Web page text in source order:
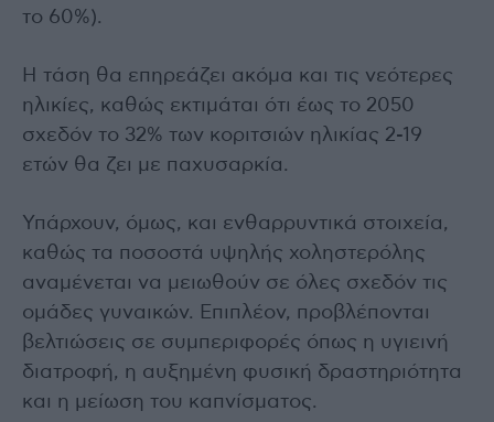
το 60%).
Η τάση θα επηρεάζει ακόμα και τις νεότερες
ηλικίες, καθώς εκτιμάται ότι έως το 2050
σχεδόν το 32% των κοριτσιών ηλικίας 2-19
ετών θα ζει με παχυσαρκία.
Υπάρχουν, όμως, και ενθαρρυντικά στοιχεία,
καθώς τα ποσοστά υψηλής χοληστερόλης
αναμένεται να μειωθούν σε όλες σχεδόν τις
ομάδες γυναικών. Επιπλέον, προβλέπονται
βελτιώσεις σε συμπεριφορές όπως η υγιεινή
διατροφή, η αυξημένη φυσική δραστηριότητα
και η μείωση του καπνίσματος.